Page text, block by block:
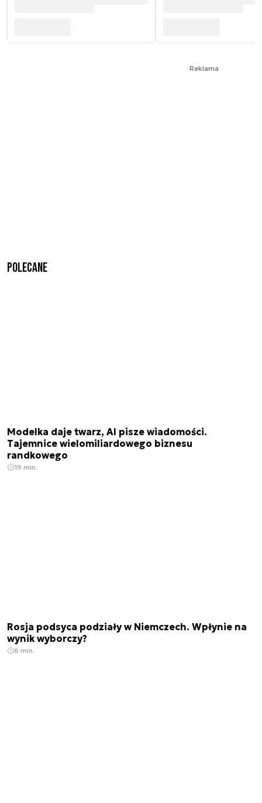
Reklama
Polecane
Modelka daje twarz, AI pisze wiadomości.
Tajemnice wielomiliardowego biznesu
randkowego
19 min.
Rosja podsyca podziały w Niemczech. Wpłynie na
wynik wyborczy?
6 min.